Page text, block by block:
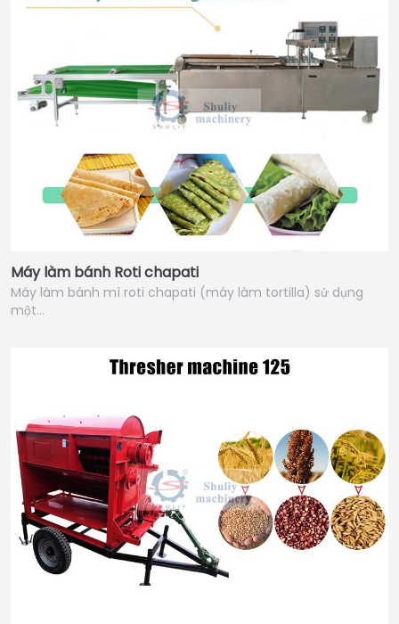
Máy làm bánh Roti chapati
Máy làm bánh mì roti chapati (máy làm tortilla) sử dụng
một…